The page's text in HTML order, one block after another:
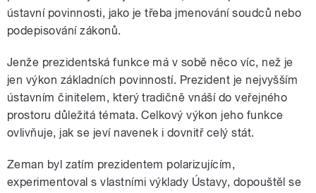
ústavní povinnosti, jako je třeba jmenování soudců nebo
podepisování zákonů.
Jenže prezidentská funkce má v sobě něco víc, než je
jen výkon základních povinností. Prezident je nejvyšším
ústavním činitelem, který tradičně vnáší do veřejného
prostoru důležitá témata. Celkový výkon jeho funkce
ovlivňuje, jak se jeví navenek i dovnitř celý stát.
Zeman byl zatím prezidentem polarizujícím,
experimentoval s vlastními výklady Ústavy, dopouštěl se